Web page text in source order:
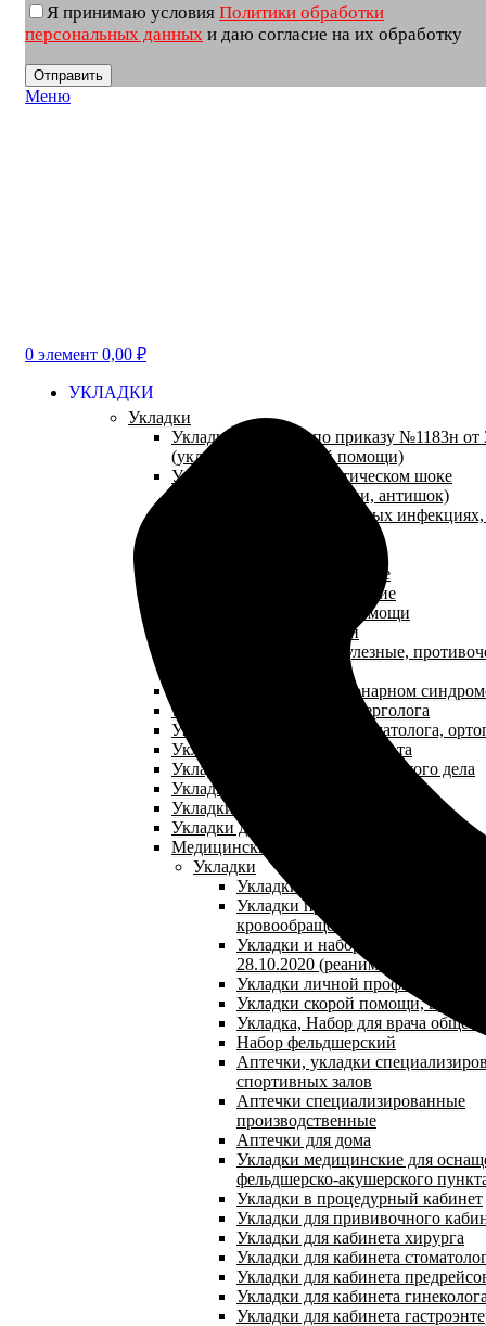
Я принимаю условия Политики обработки
персональных данных и даю согласие на их обработку
Меню
0 элемент 0,00 ₽
УКЛАДКИ
Укладки
Укладки и наборы по приказу №1183н от
(укладки неотложной помощи)
Укладки при анафилактическом шоке
(противошоковые укладки, антишок)
Укладки при парентеральных
Укладки травматологические
Укладки эпидемиологические
Укладки паллиативной помощи
Аптечки первой помощи
Укладки противопедикулезные,
Укладки при остром коронарном
Укладки для кабинета аллерголога
Укладки для кабинета травматолога,
Укладки для кабинета терапевта
Укладки для кабинета сестринского дела
Укладки для кабинета педиатра
Укладки для кабинета гепатолога
Укладки для кабинета косметолога
Медицинские сумки
Укладки
Укладки при желудочно-
Укладки при нарушении
кровообращения
Укладки и наборы по приказу
28.10.2020 (реанимационная
Укладки личной профилактики
Укладки скорой помощи, врача
Укладка, Набор для врача общей
Набор фельдшерский
Аптечки, укладки
спортивных залов
Аптечки специализированные
производственные
Аптечки для дома
Укладки медицинские для
фельдшерско-акушерского
Укладки в процедурный кабинет
Укладки для прививочного
Укладки для кабинета хирурга
Укладки для кабинета
Укладки для кабинета
Укладки для кабинета
Укладки для кабинета